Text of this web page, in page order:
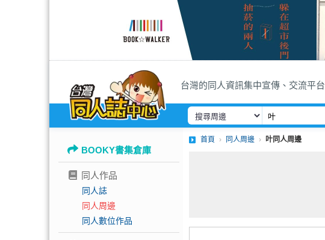
台灣的同人資訊集中宣傳、交流平台
BOOKY書集倉庫
同人作品
同人誌
同人周邊
同人數位作品
首頁 同人周邊 叶同人周邊